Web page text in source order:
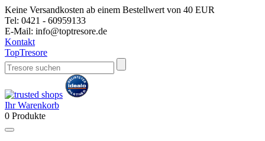
Keine Versandkosten ab einem Bestellwert von 40 EUR
Tel: 0421 - 60959133
E-Mail: info@toptresore.de
Kontakt
TopTresore
Ihr Warenkorb
0 Produkte